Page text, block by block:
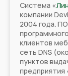
Система «
компании
2004 года. ПО
клиентов
сеть DNS
пунктов
предприятия